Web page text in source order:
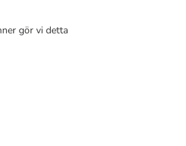
gör vi detta